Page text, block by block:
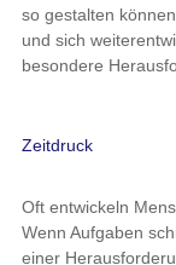
so gestalten
und sich
besondere
Zeitdruck
Oft entwickeln
Wenn Aufgaben
einer